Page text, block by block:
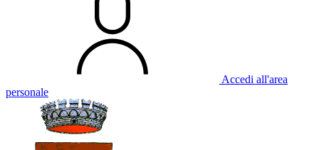
Accedi all'area
personale